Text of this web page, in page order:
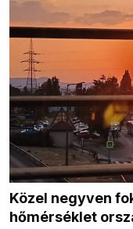
Közel negyven
hőmérséklet